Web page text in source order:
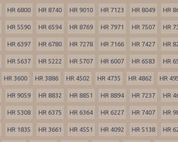
HR 6800 HR 8740 HR 9010 HR 7123 HR 8049 HR
HR 5590 HR 6594 HR 8769 HR 7971 HR 7507 HR
HR 6397 HR 6780 HR 7278 HR 7166 HR 7427 HR
HR 5637 HR 5222 HR 5707 HR 6007 HR 6583 HR
HR 3600 HR 3886 HR 4502 HR 4735 HR 4862 HR
HR 9059 HR 8832 HR 8851 HR 8894 HR 7237 HR
HR 5308 HR 6375 HR 6364 HR 6227 HR 7407 HR
HR 1835 HR 3661 HR 4551 HR 4092 HR 5138 HR